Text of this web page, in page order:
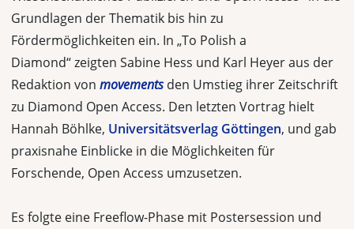
Grundlagen der Thematik bis hin zu
Fördermöglichkeiten ein. In „To Polish a
Diamond“zeigten Sabine Hess und Karl Heyer aus der
Redaktion von movementsden Umstieg ihrer Zeitschrift
zu Diamond Open Access. Den letzten Vortrag hielt
Hannah Böhlke, Universitätsverlag Göttingen, und gab
praxisnahe Einblicke in die Möglichkeiten für
Forschende, Open Access umzusetzen.
Es folgte eine Freeflow-Phase mit Postersession und